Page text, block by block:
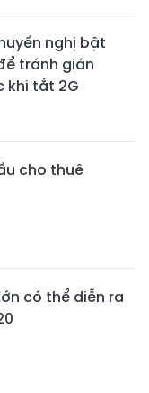
nghị bật
tránh gián
khi tắt 2G
cho thuê
có thể diễn ra